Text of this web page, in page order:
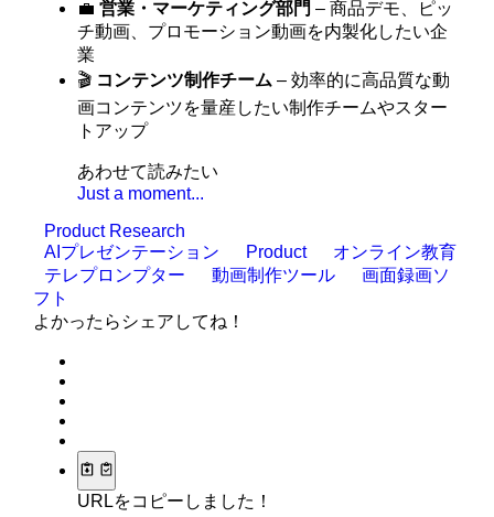
💼営業・マーケティング部門 – 商品デモ、ピッ
チ動画、プロモーション動画を内製化したい企
業
🎬 コンテンツ制作チーム – 効率的に高品質な動
画コンテンツを量産したい制作チームやスター
トアップ
あわせて読みたい
Just a moment...
Product Research
AIプレゼンテーション
Product
オンライン教育
テレプロンプター
動画制作ツール
画面録画ソ
フト
よかったらシェアしてね！
URLをコピーしました！